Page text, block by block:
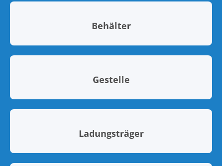
Behälter
Gestelle
Ladungsträger